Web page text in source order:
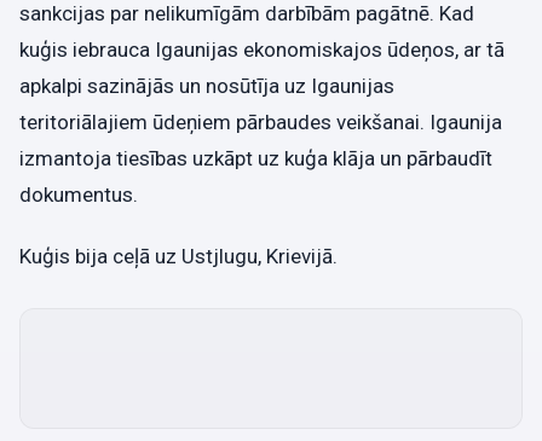
sankcijas par nelikumīgām darbībām pagātnē. Kad
kuģis iebrauca Igaunijas ekonomiskajos ūdeņos, ar tā
apkalpi sazinājās un nosūtīja uz Igaunijas
teritoriālajiem ūdeņiem pārbaudes veikšanai. Igaunija
izmantoja tiesības uzkāpt uz kuģa klāja un pārbaudīt
dokumentus.
Kuģis bija ceļā uz Ustjlugu, Krievijā.